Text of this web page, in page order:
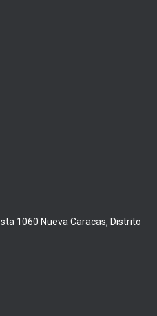
1060 Nueva Caracas, Distrito